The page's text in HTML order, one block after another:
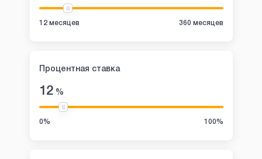
12 месяцев 360 месяцев
Процентная ставка
12%
0% 100%